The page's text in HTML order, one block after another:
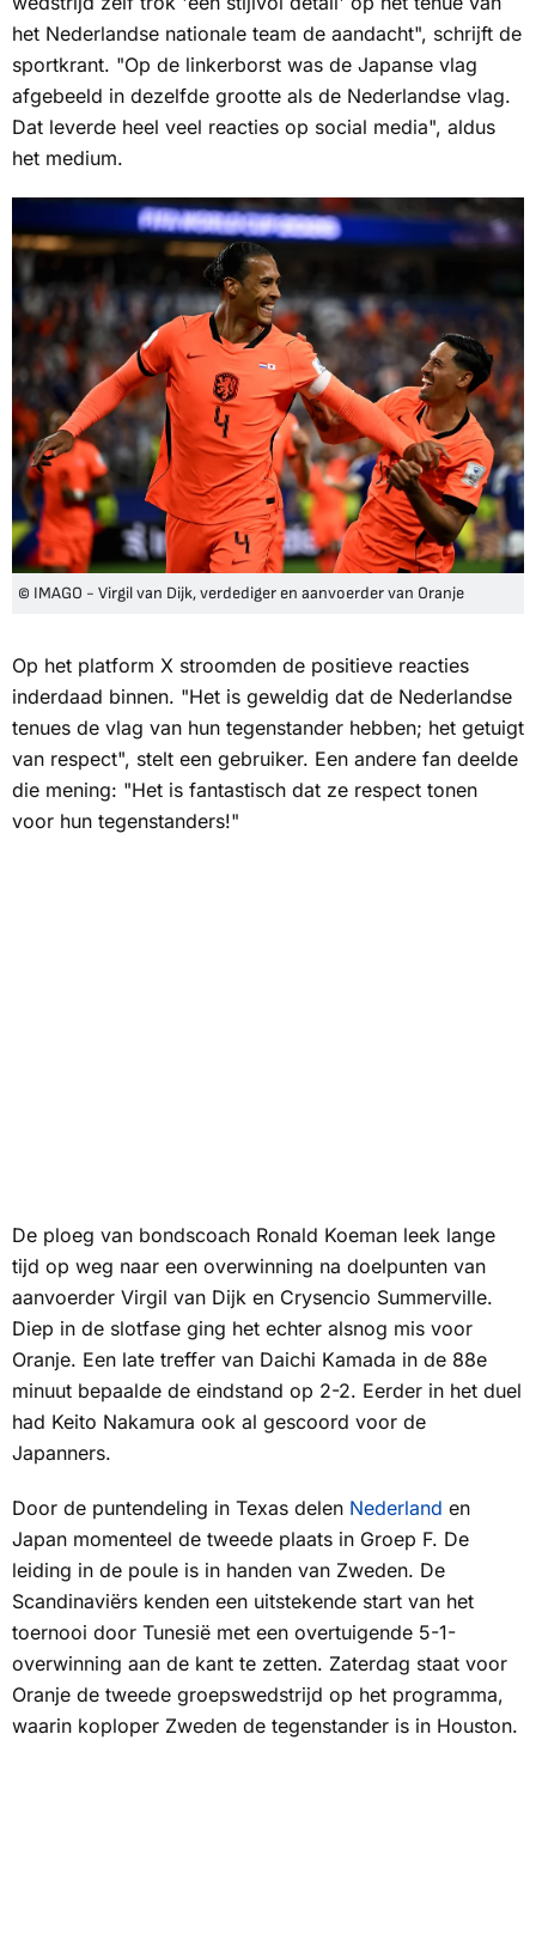
het Nederlandse nationale team de aandacht", schrijft de
sportkrant. "Op de linkerborst was de Japanse vlag
afgebeeld in dezelfde grootte als de Nederlandse vlag.
Dat leverde heel veel reacties op social media", aldus
het medium.
© IMAGO - Virgil van Dijk, verdediger en aanvoerder van Oranje
Op het platform X stroomden de positieve reacties
inderdaad binnen. "Het is geweldig dat de Nederlandse
tenues de vlag van hun tegenstander hebben; het getuigt
van respect", stelt een gebruiker. Een andere fan deelde
die mening: "Het is fantastisch dat ze respect tonen
voor hun tegenstanders!"
De ploeg van bondscoach Ronald Koeman leek lange
tijd op weg naar een overwinning na doelpunten van
aanvoerder Virgil van Dijk en Crysencio Summerville.
Diep in de slotfase ging het echter alsnog mis voor
Oranje. Een late treffer van Daichi Kamada in de 88e
minuut bepaalde de eindstand op 2-2. Eerder in het duel
had Keito Nakamura ook al gescoord voor de
Japanners.
Door de puntendeling in Texas delen Nederland en
Japan momenteel de tweede plaats in Groep F. De
leiding in de poule is in handen van Zweden. De
Scandinaviërs kenden een uitstekende start van het
toernooi door Tunesië met een overtuigende 5-1-
overwinning aan de kant te zetten. Zaterdag staat voor
Oranje de tweede groepswedstrijd op het programma,
waarin koploper Zweden de tegenstander is in Houston.